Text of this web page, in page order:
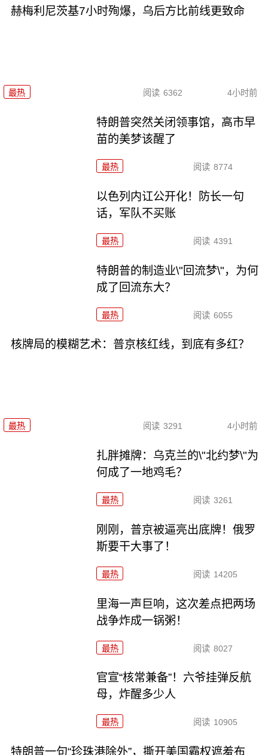
赫梅利尼茨基7小时殉爆，乌后方比前线更致命
最热 阅读 6362 4小时前
特朗普突然关闭领事馆，高市早
苗的美梦该醒了
最热 阅读 8774
以色列内讧公开化！防长一句
话，军队不买账
最热 阅读 4391
特朗普的制造业\"回流梦\"，为何
成了回流东大？
最热 阅读 6055
核牌局的模糊艺术：普京核红线，到底有多红？
最热 阅读 3291 4小时前
扎胖摊牌：乌克兰的\"北约梦\"为
何成了一地鸡毛？
最热 阅读 3261
刚刚，普京被逼亮出底牌！俄罗
斯要干大事了！
最热 阅读 14205
里海一声巨响，这次差点把两场
战争炸成一锅粥！
最热 阅读 8027
官宣“核常兼备”！六爷挂弹反航
母，炸醒多少人
最热 阅读 10905
特朗普一句“珍珠港除外”，撕开美国霸权遮羞布